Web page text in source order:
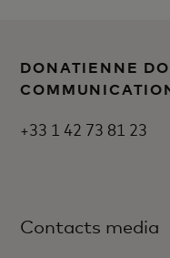
DONATIENNE
+33 1 42 73 81 23
Contacts media